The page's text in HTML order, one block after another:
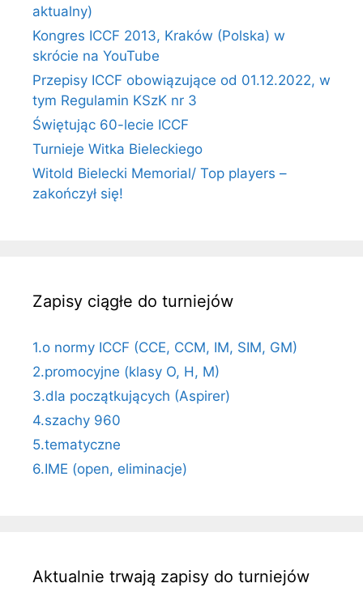
aktualny)
Kongres ICCF 2013, Kraków (Polska) w
skrócie na YouTube
Przepisy ICCF obowiązujące od 01.12.2022, w
tym Regulamin KSzK nr 3
Świętując 60-lecie ICCF
Turnieje Witka Bieleckiego
Witold Bielecki Memorial/ Top players –
zakończył się!
Zapisy ciągłe do turniejów
1.o normy ICCF (CCE, CCM, IM, SIM, GM)
2.promocyjne (klasy O, H, M)
3.dla początkujących (Aspirer)
4.szachy 960
5.tematyczne
6.IME (open, eliminacje)
Aktualnie trwają zapisy do turniejów